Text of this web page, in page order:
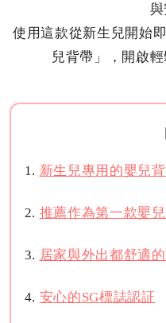
與
使用這款從新生兒開始
兒背帶」，開啟
新生兒專用的嬰兒
推薦作為第一款嬰
居家與外出都舒適
安心的SG標誌認証